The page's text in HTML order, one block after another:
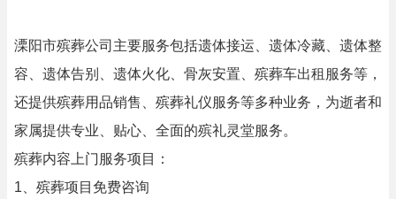
溧阳市殡葬公司主要服务包括遗体接运、遗体冷藏、遗体整
容、遗体告别、遗体火化、骨灰安置、殡葬车出租服务等，
还提供殡葬用品销售、殡葬礼仪服务等多种业务，为逝者和
家属提供专业、贴心、全面的殡礼灵堂服务。
殡葬内容上门服务项目：
1、殡葬项目免费咨询